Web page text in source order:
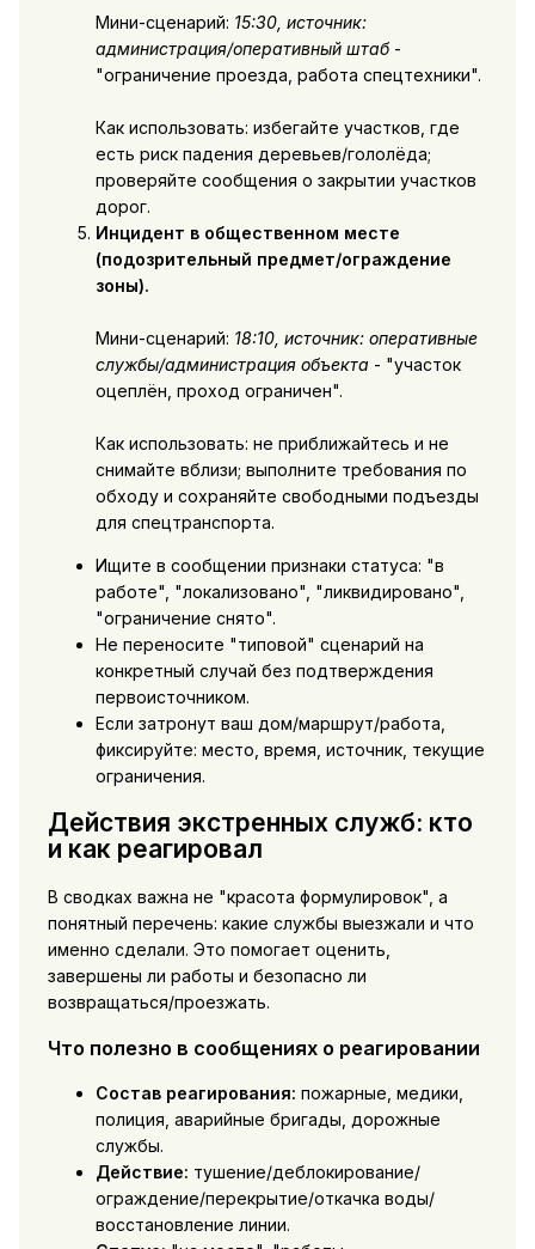
Мини-сценарий: 15:30, источник:
администрация/оперативный штаб-
"ограничение проезда, работа спецтехники".
Как использовать: избегайте участков, где
есть риск падения деревьев/гололёда;
проверяйте сообщения о закрытии участков
дорог.
Инцидент в общественном месте
(подозрительный предмет/ограждение
зоны).
Мини-сценарий: 18:10, источник: оперативные
службы/администрация объекта - "участок
оцеплён, проход ограничен".
Как использовать: не приближайтесь и не
снимайте вблизи; выполните требования по
обходу и сохраняйте свободными подъезды
для спецтранспорта.
Ищите в сообщении признаки статуса: "в
работе", "локализовано", "ликвидировано",
"ограничение снято".
Не переносите "типовой" сценарий на
конкретный случай без подтверждения
первоисточником.
Если затронут ваш дом/маршрут/работа,
фиксируйте: место, время, источник, текущие
ограничения.
Действия экстренных служб: кто
и как реагировал
В сводках важна не "красота формулировок", а
понятный перечень: какие службы выезжали и что
именно сделали. Это помогает оценить,
завершены ли работы и безопасно ли
возвращаться/проезжать.
Что полезно в сообщениях о реагировании
Состав реагирования: пожарные, медики,
полиция, аварийные бригады, дорожные
службы.
Действие: тушение/деблокирование/
ограждение/перекрытие/откачка воды/
восстановление линии.